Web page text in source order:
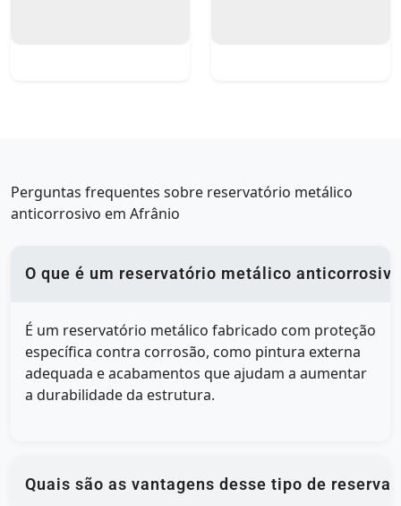
Perguntas frequentes sobre reservatório metálico
anticorrosivo em Afrânio
O que é um reservatório metálico
É um reservatório metálico fabricado com proteção
específica contra corrosão, como pintura externa
adequada e acabamentos que ajudam a aumentar
a durabilidade da estrutura.
Quais são as vantagens desse tipo de